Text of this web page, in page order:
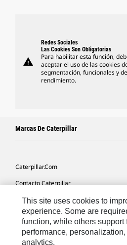
warning
Redes Sociales
Las Cookies Son Obligatorias
Para habilitar esta función,
aceptar el uso de las cookies
segmentación, funcionales y de
rendimiento.
Marcas De Caterpillar
Caterpillar.com
Contacto Caterpillar
Mis Preferencias De Marketing
Mapa Del Sitio
Cookie Settings
This site uses cookies to
experience. Some are
function, while others support
performance,
analytics.